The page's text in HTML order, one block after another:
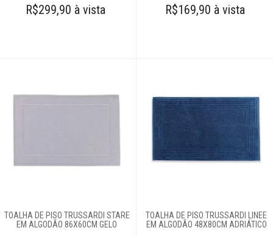
996581061
61
996588122
R$299,90 à vista R$169,90 à vista
TOALHA DE PISO TRUSSARDI STARE
EM ALGODÃO 86X60CM GELO
TOALHA DE PISO TRUSSARDI LINEE
EM ALGODÃO 48X80CM ADRIÁTICO